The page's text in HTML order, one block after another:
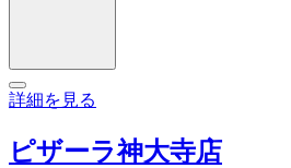
詳細を見る
ピザーラ神大寺店